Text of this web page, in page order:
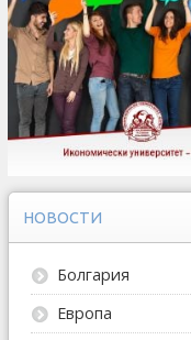
НОВОСТИ
Болгария
Европа